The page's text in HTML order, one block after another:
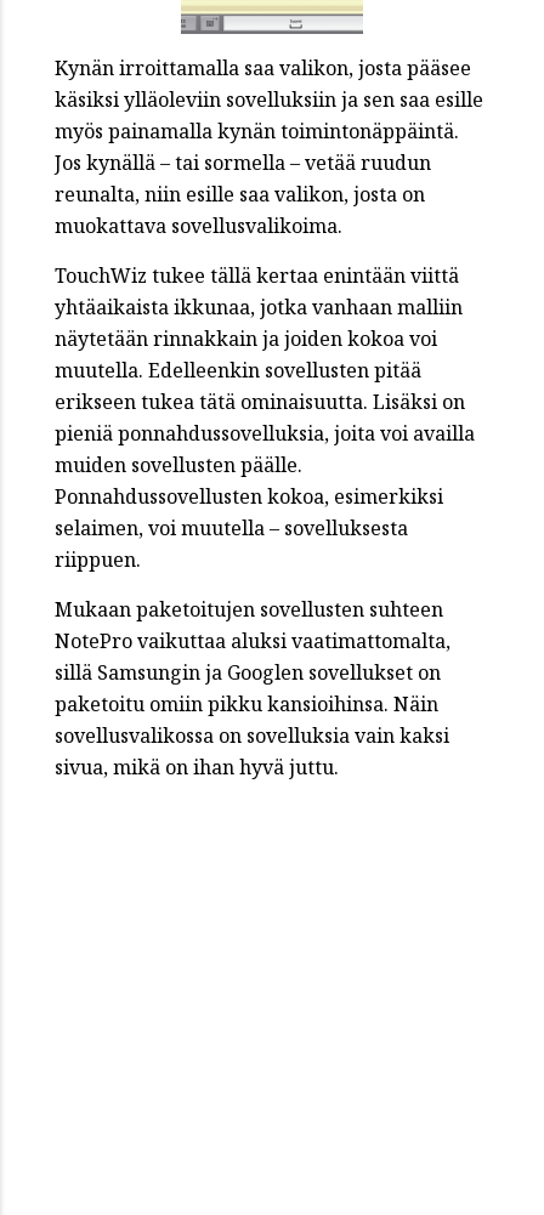
Kynän irroittamalla saa valikon, josta pääsee
käsiksi ylläoleviin sovelluksiin ja sen saa esille
myös painamalla kynän toimintonäppäintä.
Jos kynällä – tai sormella – vetää ruudun
reunalta, niin esille saa valikon, josta on
muokattava sovellusvalikoima.
TouchWiz tukee tällä kertaa enintään viittä
yhtäaikaista ikkunaa, jotka vanhaan malliin
näytetään rinnakkain ja joiden kokoa voi
muutella. Edelleenkin sovellusten pitää
erikseen tukea tätä ominaisuutta. Lisäksi on
pieniä ponnahdussovelluksia, joita voi availla
muiden sovellusten päälle.
Ponnahdussovellusten kokoa, esimerkiksi
selaimen, voi muutella – sovelluksesta
riippuen.
Mukaan paketoitujen sovellusten suhteen
NotePro vaikuttaa aluksi vaatimattomalta,
sillä Samsungin ja Googlen sovellukset on
paketoitu omiin pikku kansioihinsa. Näin
sovellusvalikossa on sovelluksia vain kaksi
sivua, mikä on ihan hyvä juttu.